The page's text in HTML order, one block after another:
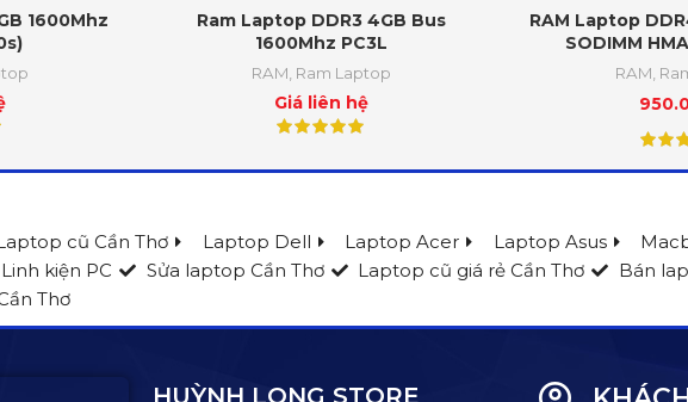
1600Mhz
Ram Laptop DDR3 4GB Bus
1600Mhz PC3L
RAM Ram Laptop
Giá liên hệ
RAM Laptop
SODIMM
RAM
cũ Cần Thơ Laptop Dell Laptop Acer Laptop Asus
Linh kiện PC Sửa laptop Cần Thơ Laptop cũ giá rẻ Cần Thơ Bán
Thơ
HUỲNH LONG STORE